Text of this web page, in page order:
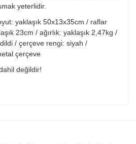
yeterlidir.
yaklaşık 50x13x35cm / raflar
23cm / ağırlık: yaklaşık 2,47kg /
/ çerçeve rengi: siyah /
çerçeve
değildir!